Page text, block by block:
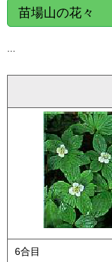
苗場山の花々
6合目